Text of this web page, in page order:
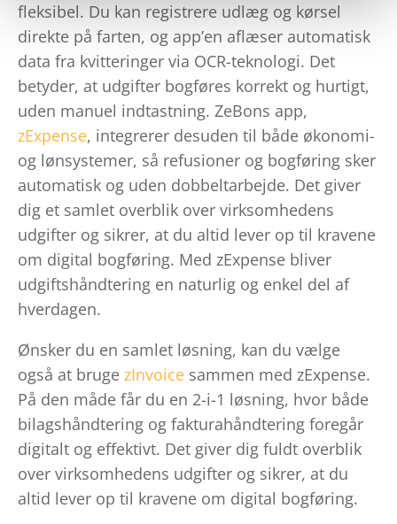
fleksibel. Du kan registrere udlæg og kørsel
direkte på farten, og app’en aflæser automatisk
data fra kvitteringer via OCR-teknologi. Det
betyder, at udgifter bogføres korrekt og hurtigt,
uden manuel indtastning. ZeBons app,
zExpense, integrerer desuden til både økonomi-
og lønsystemer, så refusioner og bogføring sker
automatisk og uden dobbeltarbejde. Det giver
dig et samlet overblik over virksomhedens
udgifter og sikrer, at du altid lever op til kravene
om digital bogføring. Med zExpense bliver
udgiftshåndtering en naturlig og enkel del af
hverdagen.
Ønsker du en samlet løsning, kan du vælge
også at bruge zInvoice sammen med zExpense.
På den måde får du en 2-i-1 løsning, hvor både
bilagshåndtering og fakturahåndtering foregår
digitalt og effektivt. Det giver dig fuldt overblik
over virksomhedens udgifter og sikrer, at du
altid lever op til kravene om digital bogføring.